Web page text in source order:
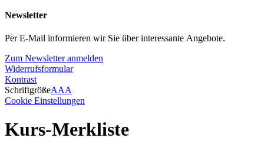
Newsletter
Per E-Mail informieren wir Sie über interessante Angebote.
Zum Newsletter anmelden
Widerrufsformular
Kontrast
SchriftgrößeAAA
Cookie Einstellungen
Kurs-Merkliste